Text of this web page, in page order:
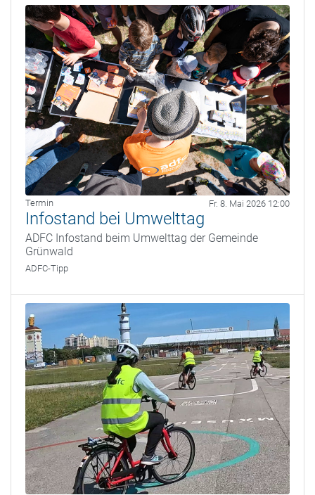
Termin Fr. 8. Mai 2026 12:00
Infostand bei Umwelttag
ADFC Infostand beim Umwelttag der Gemeinde
Grünwald
ADFC-Tipp